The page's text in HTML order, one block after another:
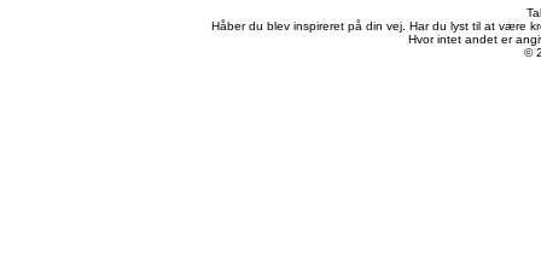
Håber du blev inspireret på din vej. Har du lyst til at være
Hvor intet andet er
©